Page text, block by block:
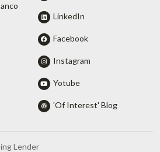
LinkedIn
Facebook
Instagram
Yotube
'Of Interest' Blog
Lender